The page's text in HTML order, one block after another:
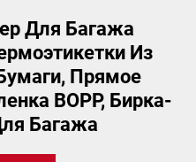
Для Багажа
Из
Прямое
BOPP, Бирка-
Багажа